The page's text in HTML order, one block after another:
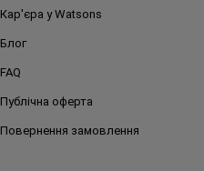
Кар'єра у Watsons
Блог
FAQ
Публічна оферта
Повернення замовлення